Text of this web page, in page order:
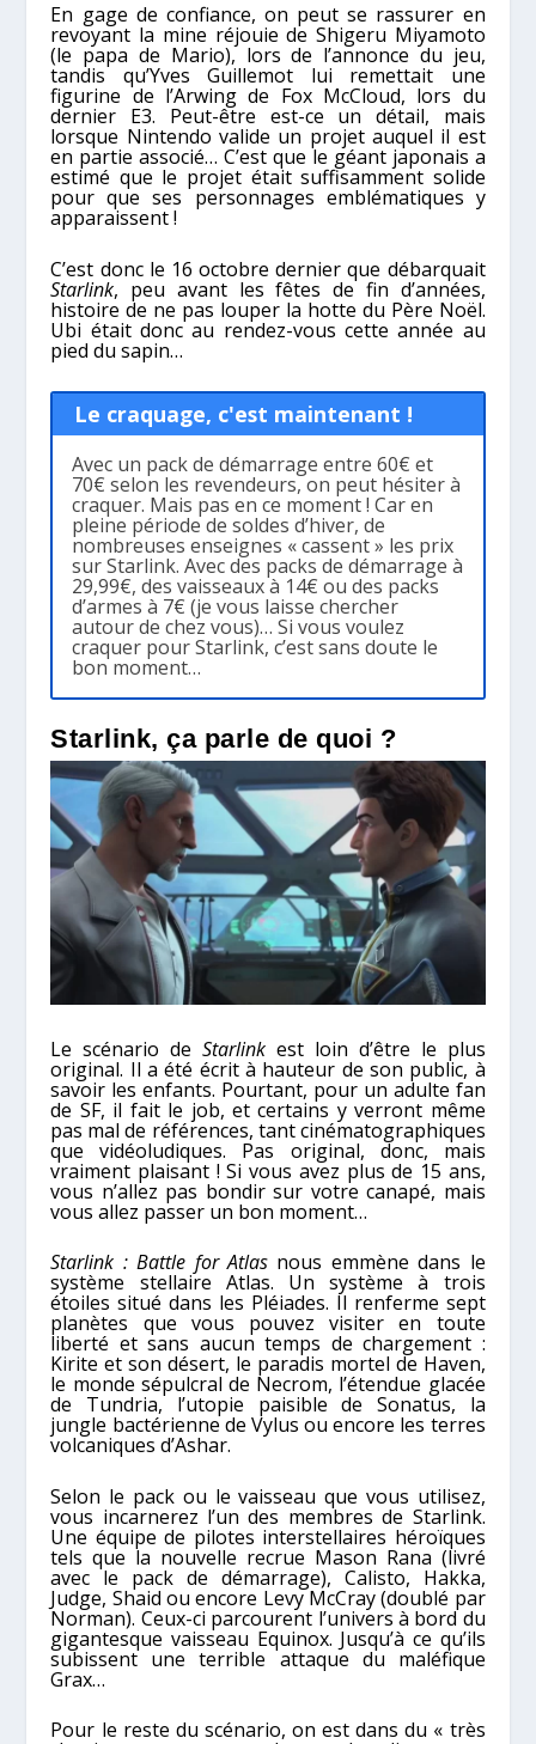
En gage de confiance, on peut se rassurer en
revoyant la mine réjouie de Shigeru Miyamoto
(le papa de Mario), lors de l’annonce du jeu,
tandis qu’Yves Guillemot lui remettait une
figurine de l’Arwing de Fox McCloud, lors du
dernier E3. Peut-être est-ce un détail, mais
lorsque Nintendo valide un projet auquel il est
en partie associé… C’est que le géant japonais a
estimé que le projet était suffisamment solide
pour que ses personnages emblématiques y
apparaissent !
C’est donc le 16 octobre dernier que débarquait
Starlink, peu avant les fêtes de fin d’années,
histoire de ne pas louper la hotte du Père Noël.
Ubi était donc au rendez-vous cette année au
pied du sapin…
Le craquage, c'est maintenant !
Avec un pack de démarrage entre 60€ et
70€ selon les revendeurs, on peut hésiter à
craquer. Mais pas en ce moment ! Car en
pleine période de soldes d’hiver, de
nombreuses enseignes « cassent » les prix
sur Starlink. Avec des packs de démarrage à
29,99€, des vaisseaux à 14€ ou des packs
d’armes à 7€ (je vous laisse chercher
autour de chez vous)… Si vous voulez
craquer pour Starlink, c’est sans doute le
bon moment…
Starlink, ça parle de quoi ?
Le scénario deStarlink est loin d’être le plus
original. Il a été écrit à hauteur de son public, à
savoir les enfants. Pourtant, pour un adulte fan
de SF, il fait le job, et certains y verront même
pas mal de références, tant cinématographiques
que vidéoludiques. Pas original, donc, mais
vraiment plaisant ! Si vous avez plus de 15 ans,
vous n’allez pas bondir sur votre canapé, mais
vous allez passer un bon moment…
Starlink : Battle for Atlas nous emmène dans le
système stellaire Atlas. Un système à trois
étoiles situé dans les Pléiades. Il renferme sept
planètes que vous pouvez visiter en toute
liberté et sans aucun temps de chargement :
Kirite et son désert, le paradis mortel de Haven,
le monde sépulcral de Necrom, l’étendue glacée
de Tundria, l’utopie paisible de Sonatus, la
jungle bactérienne de Vylus ou encore les terres
volcaniques d’Ashar.
Selon le pack ou le vaisseau que vous utilisez,
vous incarnerez l’un des membres de Starlink.
Une équipe de pilotes interstellaires héroïques
tels que la nouvelle recrue Mason Rana (livré
avec le pack de démarrage), Calisto, Hakka,
Judge, Shaid ou encore Levy McCray (doublé par
Norman). Ceux-ci parcourent l’univers à bord du
gigantesque vaisseau Equinox. Jusqu’à ce qu’ils
subissent une terrible attaque du maléfique
Grax…
Pour le reste du scénario, on est dans du « très